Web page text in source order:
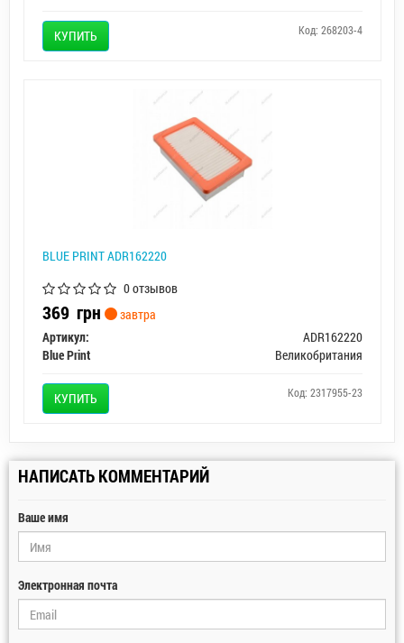
КУПИТЬ Код: 268203-4
BLUE PRINT ADR162220
0 отзывов
369 грн
завтра
Артикул:
ADR162220
Blue Print
Великобритания
КУПИТЬ Код: 2317955-23
НАПИСАТЬ КОММЕНТАРИЙ
Ваше имя
Электронная почта